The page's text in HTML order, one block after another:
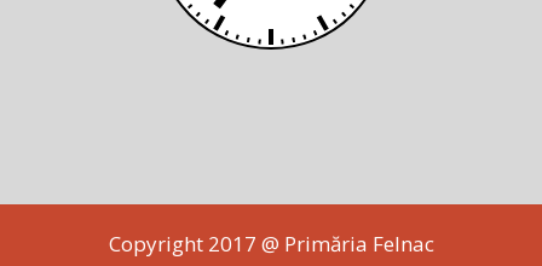
Copyright 2017 @ Primăria Felnac